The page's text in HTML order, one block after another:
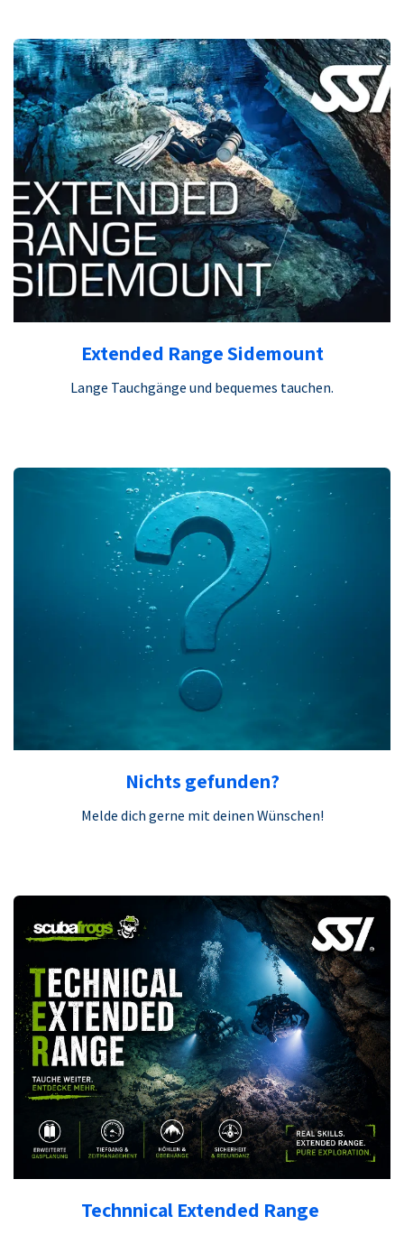
Extended Range Sidemount
Lange Tauchgänge und bequemes tauchen.
Nichts gefunden?
Melde dich gerne mit deinen Wünschen!
Technnical Extended Range